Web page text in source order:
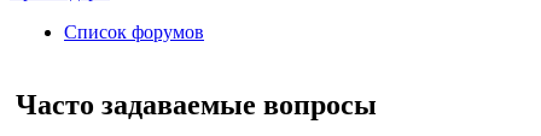
Список форумов
Часто задаваемые вопросы